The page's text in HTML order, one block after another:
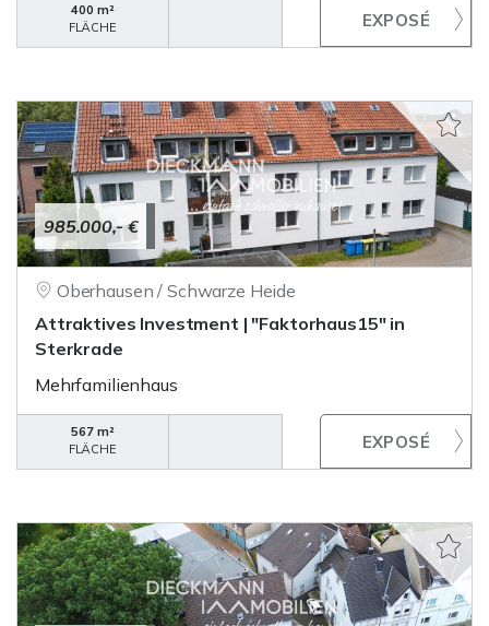
400 m²
FLÄCHE
985.000,- €
Oberhausen / Schwarze Heide
Attraktives Investment | "Faktorhaus15" in
Sterkrade
Mehrfamilienhaus
567 m²
FLÄCHE